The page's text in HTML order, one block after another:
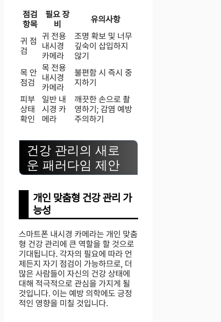
점검
항목
필요 장
비
유의사항
귀 점
검
귀 전용
내시경
카메라
조명 확보 및 너무
깊숙이 삽입하지
않기
목 안
점검
목 전용
내시경
카메라
불편함 시 즉시 중
지하기
피부
상태
확인
일반 내
시경 카
메라
깨끗한 손으로 촬
영하기; 감염 예방
주의하기
건강 관리의 새로
운 패러다임 제안
개인 맞춤형 건강 관리 가
능성
스마트폰 내시경 카메라는 개인 맞춤
형 건강 관리에 큰 역할을 할 것으로
기대됩니다. 각자의 필요에 따라 언
제든지 자기 점검이 가능하므로, 더
많은 사람들이 자신의 건강 상태에
대해 적극적으로 관심을 가지게 될
것입니다. 이는 예방 의학에도 긍정
적인 영향을 미칠 것입니다.